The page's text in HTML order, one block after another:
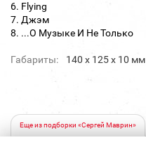
6. Flying
7. Джэм
8. ...О Музыке И Не Только
Габариты: 140 х 125 х 10 мм
Еще из подборки «Сергей Маврин»